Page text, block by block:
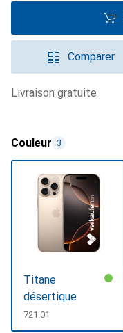
Comparer
livraison gratuite
Couleur 3
Titane
désertique
CHF
721.01